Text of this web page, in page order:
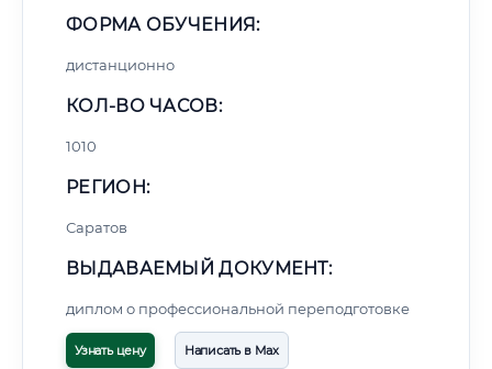
ФОРМА ОБУЧЕНИЯ:
дистанционно
КОЛ-ВО ЧАСОВ:
1010
РЕГИОН:
Саратов
ВЫДАВАЕМЫЙ ДОКУМЕНТ:
диплом о профессиональной переподготовке
Узнать цену Написать в Max